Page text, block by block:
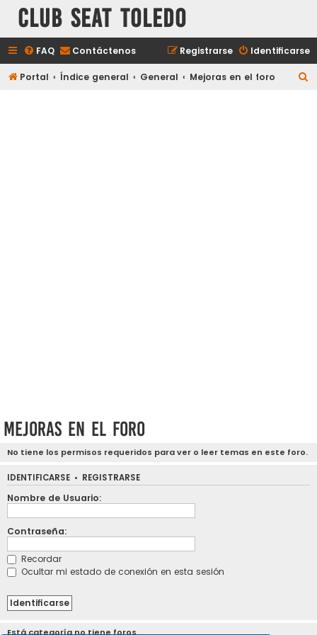
Club Seat Toledo
FAQ Contáctenos Identificarse
Registrarse
Portal Índice general General Mejoras en el foro
Mejoras en el foro
No tiene los permisos requeridos para ver o leer temas en este foro.
IDENTIFICARSE • REGISTRARSE
Nombre de Usuario:
Contraseña:
Recordar
Ocultar mi estado de conexión en esta sesión
Está categoría no tiene foros.